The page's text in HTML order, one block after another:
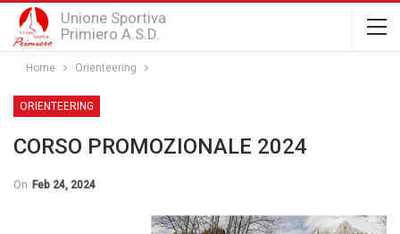
Unione Sportiva
Primiero A.S.D.
Home Orienteering
ORIENTEERING
CORSO PROMOZIONALE 2024
On Feb 24, 2024